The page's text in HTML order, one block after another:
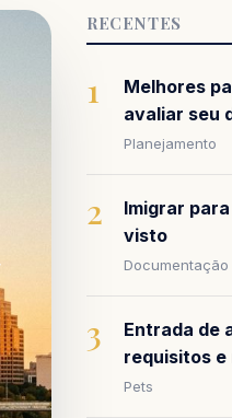
RECENTES
1
Melhores
avaliar seu
Planejamento
2
Imigrar
visto
Documentação
3
Entrada de
requisitos e
Pets